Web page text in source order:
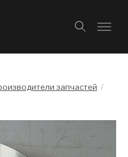
запчастей /